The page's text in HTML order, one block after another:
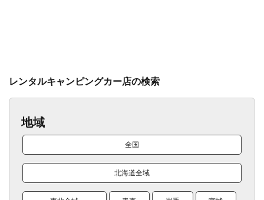
レンタルキャンピングカー店の検索
地域
全国
北海道全域